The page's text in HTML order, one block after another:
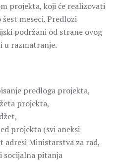
projekta, koji će realizovati
meseci. Predlozi
podržani od strane ovog
u razmatranje.
predloga projekta,
projekta,
projekta (svi aneksi
Ministarstva za rad,
socijalna pitanja